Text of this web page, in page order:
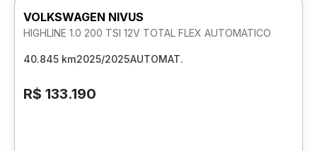
VOLKSWAGEN NIVUS
HIGHLINE 1.0 200 TSI 12V TOTAL FLEX AUTOMATICO
40.845 km2025/2025AUTOMAT.
R$ 133.190